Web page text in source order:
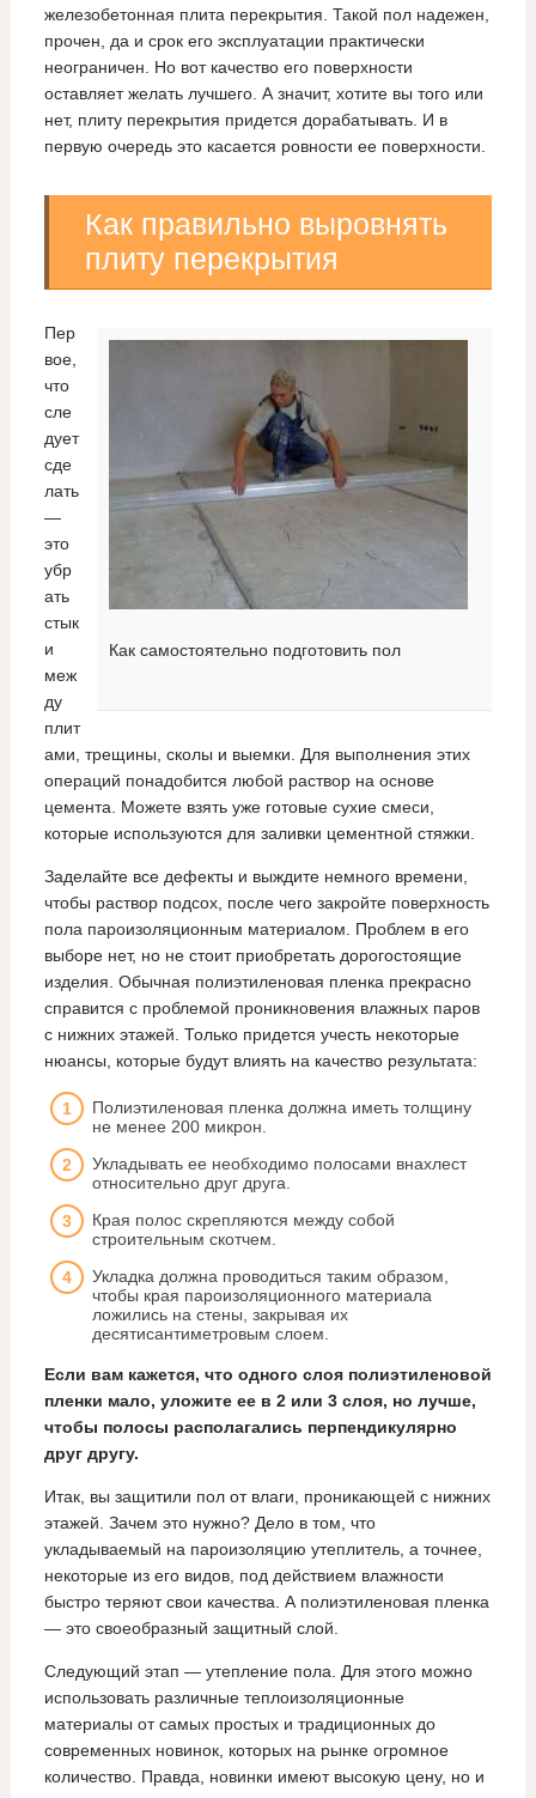
железобетонная плита перекрытия. Такой пол надежен,
прочен, да и срок его эксплуатации практически
неограничен. Но вот качество его поверхности
оставляет желать лучшего. А значит, хотите вы того или
нет, плиту перекрытия придется дорабатывать. И в
первую очередь это касается ровности ее поверхности.
Как правильно выровнять
плиту перекрытия
Как самостоятельно подготовить пол
Пер
вое,
что
сле
дует
сде
лать
—
это
убр
ать
стык
и
меж
ду
плит
ами, трещины, сколы и выемки. Для выполнения этих
операций понадобится любой раствор на основе
цемента. Можете взять уже готовые сухие смеси,
которые используются для заливки цементной стяжки.
Заделайте все дефекты и выждите немного времени,
чтобы раствор подсох, после чего закройте поверхность
пола пароизоляционным материалом. Проблем в его
выборе нет, но не стоит приобретать дорогостоящие
изделия. Обычная полиэтиленовая пленка прекрасно
справится с проблемой проникновения влажных паров
с нижних этажей. Только придется учесть некоторые
нюансы, которые будут влиять на качество результата:
Полиэтиленовая пленка должна иметь толщину
не менее 200 микрон.
Укладывать ее необходимо полосами внахлест
относительно друг друга.
Края полос скрепляются между собой
строительным скотчем.
Укладка должна проводиться таким образом,
чтобы края пароизоляционного материала
ложились на стены, закрывая их
десятисантиметровым слоем.
Если вам кажется, что одного слоя полиэтиленовой
пленки мало, уложите ее в 2 или 3 слоя, но лучше,
чтобы полосы располагались перпендикулярно
друг другу.
Итак, вы защитили пол от влаги, проникающей с нижних
этажей. Зачем это нужно? Дело в том, что
укладываемый на пароизоляцию утеплитель, а точнее,
некоторые из его видов, под действием влажности
быстро теряют свои качества. А полиэтиленовая пленка
— это своеобразный защитный слой.
Следующий этап — утепление пола. Для этого можно
использовать различные теплоизоляционные
материалы от самых простых и традиционных до
современных новинок, которых на рынке огромное
количество. Правда, новинки имеют высокую цену, но и